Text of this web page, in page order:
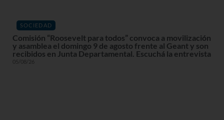
SOCIEDAD
Comisión “Roosevelt para todos” convoca a movilización
y asamblea el domingo 9 de agosto frente al Geant y son
recibidos en Junta Departamental. Escuchá la entrevista
05/08/26